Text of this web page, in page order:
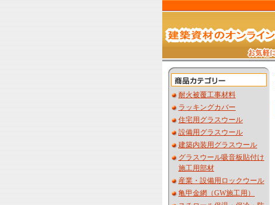
耐火被覆工事材料
ラッキングカバー
住宅用グラスウール
設備用グラスウール
建築内装用グラスウール
グラスウール吸音板貼付け
施工用部材
産業・設備用ロックウール
亀甲金網（GW施工用）